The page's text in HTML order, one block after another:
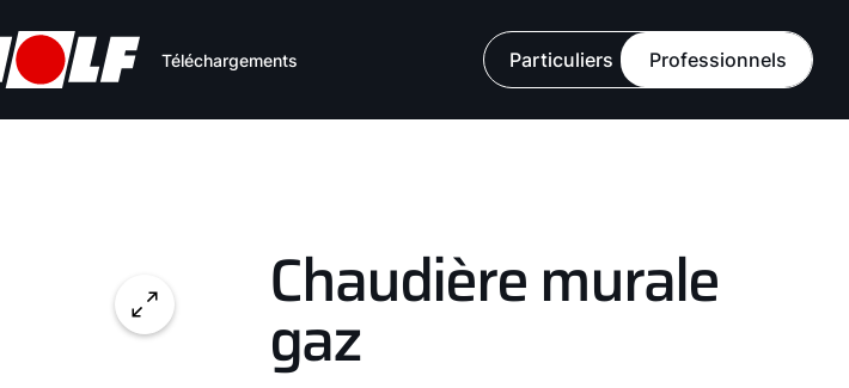
Téléchargements Particuliers Professionnels
Chaudière murale
gaz